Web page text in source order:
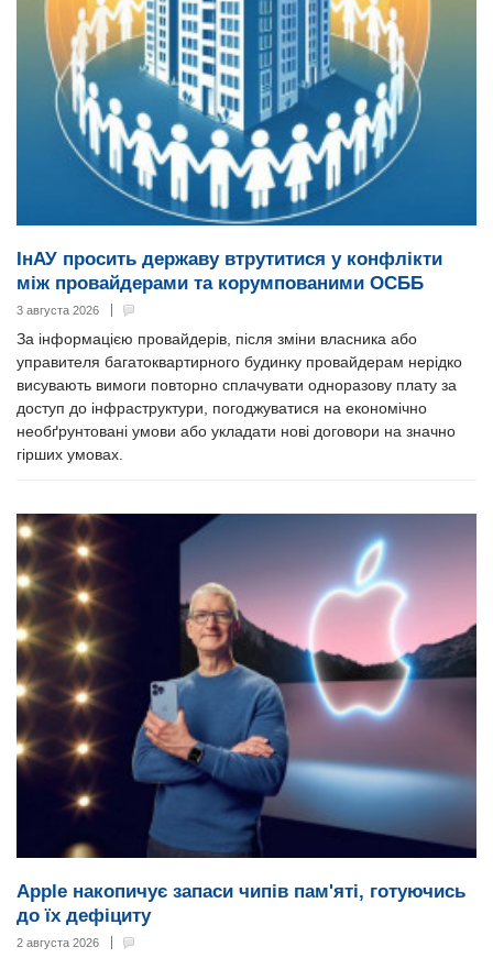
ІнАУ просить державу втрутитися у конфлікти
між провайдерами та корумпованими ОСББ
3 августа 2026
За інформацією провайдерів, після зміни власника або
управителя багатоквартирного будинку провайдерам нерідко
висувають вимоги повторно сплачувати одноразову плату за
доступ до інфраструктури, погоджуватися на економічно
необґрунтовані умови або укладати нові договори на значно
гірших умовах.
Apple накопичує запаси чипів пам'яті, готуючись
до їх дефіциту
2 августа 2026